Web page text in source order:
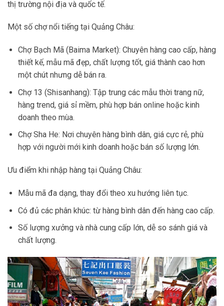
thị trường nội địa và quốc tế.
Một số chợ nổi tiếng tại Quảng Châu:
Chợ Bạch Mã (Baima Market): Chuyên hàng cao cấp, hàng
thiết kế, mẫu mã đẹp, chất lượng tốt, giá thành cao hơn
một chút nhưng dễ bán ra.
Chợ 13 (Shisanhang): Tập trung các mẫu thời trang nữ,
hàng trend, giá sỉ mềm, phù hợp bán online hoặc kinh
doanh theo mùa.
Chợ Sha He: Nơi chuyên hàng bình dân, giá cực rẻ, phù
hợp với người mới kinh doanh hoặc bán số lượng lớn.
Ưu điểm khi nhập hàng tại Quảng Châu:
Mẫu mã đa dạng, thay đổi theo xu hướng liên tục.
Có đủ các phân khúc: từ hàng bình dân đến hàng cao cấp.
Số lượng xưởng và nhà cung cấp lớn, dễ so sánh giá và
chất lượng.